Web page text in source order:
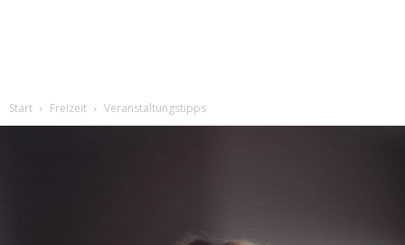
Start Freizeit Veranstaltungstipps